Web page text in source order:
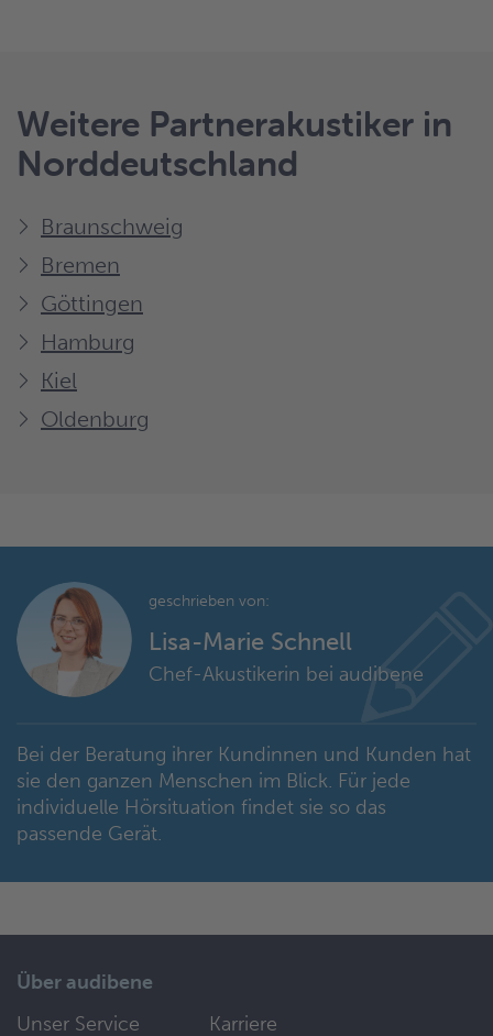
Weitere Partnerakustiker in
Norddeutschland
Braunschweig
Bremen
Göttingen
Hamburg
Kiel
Oldenburg
geschrieben von:
Lisa-Marie Schnell
Chef-Akustikerin bei audibene
Bei der Beratung ihrer Kundinnen und Kunden hat
sie den ganzen Menschen im Blick. Für jede
individuelle Hörsituation findet sie so das
passende Gerät.
Über audibene
Unser Service
Karriere